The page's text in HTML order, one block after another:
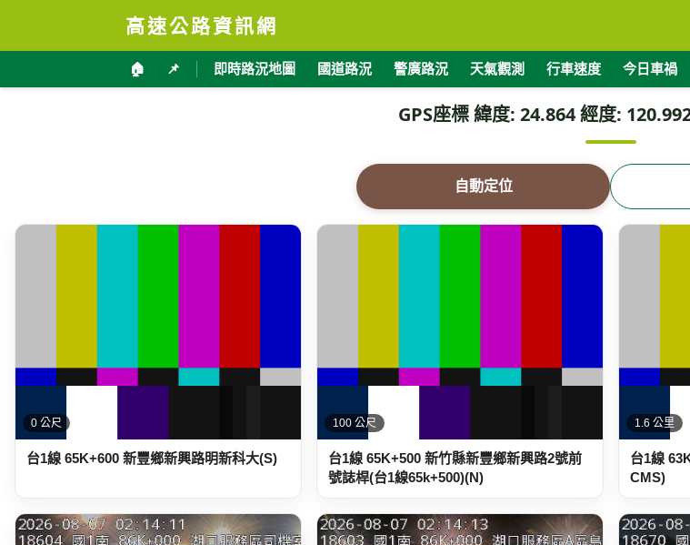
高速公路資訊網
🏠 📌 即時路況地圖 國道路況 警廣路況 天氣觀測 行車速度 今日車禍
GPS座標 緯度: 24.864 經度:
自動定位
0 公尺
台1線 65K+600 新豐鄉新興路明新科大(S)
100 公尺
台1線 65K+500 新竹縣新豐鄉新興路2號前
號誌桿(台1線65k+500)(N)
1.6 公里
台1線
CMS)